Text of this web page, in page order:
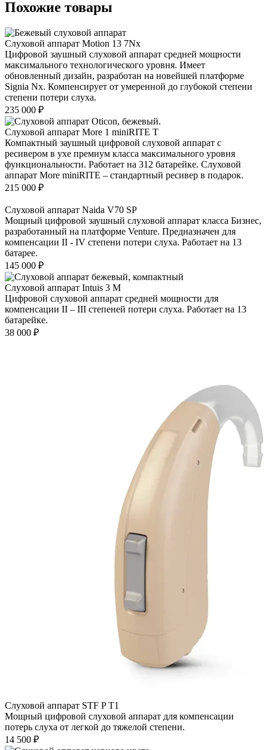
Похожие товары
Слуховой аппарат Motion 13 7Nx
Цифровой заушный слуховой аппарат средней мощности
максимального технологического уровня. Имеет
обновленный дизайн, разработан на новейшей платформе
Signia Nx. Компенсирует от умеренной до глубокой степени
степени потери слуха.
235 000 ₽
Слуховой аппарат More 1 miniRITE T
Компактный заушный цифровой слуховой аппарат с
ресивером в ухе премиум класса максимального уровня
функциональности. Работает на 312 батарейке. Слуховой
аппарат More miniRITE – стандартный ресивер в подарок.
215 000 ₽
Слуховой аппарат Naida V70 SP
Мощный цифровой заушный слуховой аппарат класса Бизнес,
разработанный на платформе Venture. Предназначен для
компенсации II - IV степени потери слуха. Работает на 13
батарее.
145 000 ₽
Слуховой аппарат Intuis 3 M
Цифровой слуховой аппарат средней мощности для
компенсации II – III степеней потери слуха. Работает на 13
батарейке.
38 000 ₽
Слуховой аппарат STF P T1
Мощный цифровой слуховой аппарат для компенсации
потерь слуха от легкой до тяжелой степени.
14 500 ₽